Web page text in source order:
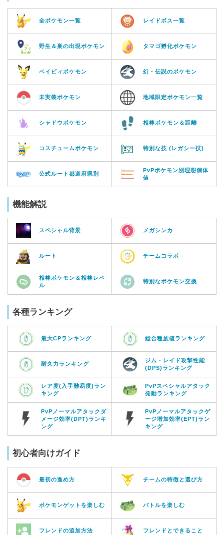
全ポケモン一覧 レイドボス一覧
野生＆巣の出現ポケモン タマゴ孵化ポケモン
ベイビィポケモン 幻・伝説のポケモン
未実装ポケモン 地域限定ポケモン一覧
シャドウポケモン 相棒ポケモン＆距離
コスチュームポケモン 特別な技 (レガシー技)
公式ルート都道府県別
PvPポケモン別理想個体
値
機能解説
スペシャル背景 メガシンカ
ルート チームコラボ
相棒ポケモン＆相棒レベ
ル
特別なポケモン交換
各種ランキング
最大CPランキング 総合種族値ランキング
耐久力ランキング
ジム・レイド攻撃性能
(DPS)ランキング
レア度(入手難易度)ラン
キング
PvPスペシャルアタック
発動ランキング
PvPノーマルアタックダ
メージ効率(DPT)ランキ
ング
PvPノーマルアタックゲ
ージ増加効率(EPT)ラン
キング
初心者向けガイド
最初の進め方 チームの特徴と選び方
ポケモンゲットを楽しむ バトルを楽しむ
フレンドの追加方法 フレンドとできること